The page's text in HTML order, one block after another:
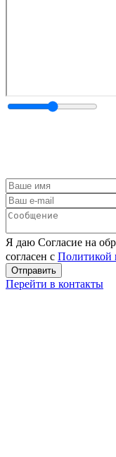
Я даю Согласие на
согласен с Политикой
Перейти в контакты